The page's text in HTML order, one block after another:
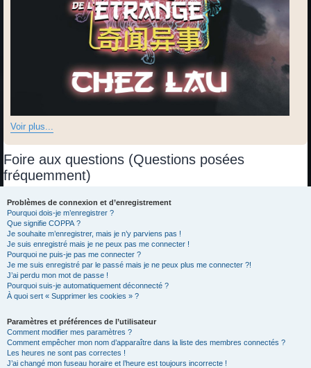
Voir plus...
Foire aux questions (Questions posées
fréquemment)
Problèmes de connexion et d’enregistrement
Pourquoi dois-je m’enregistrer ?
Que signifie COPPA ?
Je souhaite m’enregistrer, mais je n’y parviens pas !
Je suis enregistré mais je ne peux pas me connecter !
Pourquoi ne puis-je pas me connecter ?
Je me suis enregistré par le passé mais je ne peux plus me connecter ?!
J’ai perdu mon mot de passe !
Pourquoi suis-je automatiquement déconnecté ?
À quoi sert « Supprimer les cookies » ?
Paramètres et préférences de l’utilisateur
Comment modifier mes paramètres ?
Comment empêcher mon nom d’apparaître dans la liste des membres connectés ?
Les heures ne sont pas correctes !
J’ai changé mon fuseau horaire et l’heure est toujours incorrecte !